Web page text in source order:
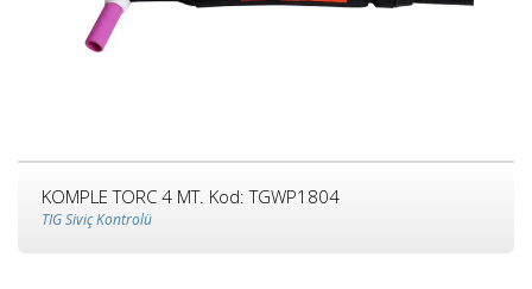
KOMPLE TORC 4 MT. Kod: TGWP1804
TIG Siviç Kontrolü